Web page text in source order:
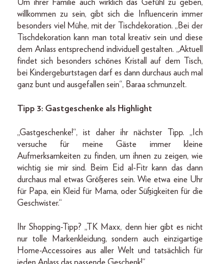
Um ihrer Familie auch wirklich das Gefühl zu geben,
willkommen zu sein, gibt sich die Influencerin immer
besonders viel Mühe, mit der Tischdekoration. „Bei der
Tischdekoration kann man total kreativ sein und diese
dem Anlass entsprechend individuell gestalten. „Aktuell
findet sich besonders schönes Kristall auf dem Tisch,
bei Kindergeburtstagen darf es dann durchaus auch mal
ganz bunt und ausgefallen sein“, Baraa schmunzelt.
Tipp 3: Gastgeschenke als Highlight
„Gastgeschenke!“, ist daher ihr nächster Tipp. „Ich
versuche für meine Gäste immer kleine
Aufmerksamkeiten zu finden, um ihnen zu zeigen, wie
wichtig sie mir sind. Beim Eid al-Fitr kann das dann
durchaus mal etwas Größeres sein. Wie etwa eine Uhr
für Papa, ein Kleid für Mama, oder Süßigkeiten für die
Geschwister.“
Ihr Shopping-Tipp? „TK Maxx, denn hier gibt es nicht
nur tolle Markenkleidung, sondern auch einzigartige
Home-Accessoires aus aller Welt und tatsächlich für